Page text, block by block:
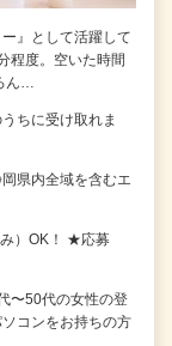
』として活躍して
程度。空いた時間
ん…
ちに受け取れま
県内全域を含むエ
）OK！ ★応募
〜50代の女性の登
コンをお持ちの方